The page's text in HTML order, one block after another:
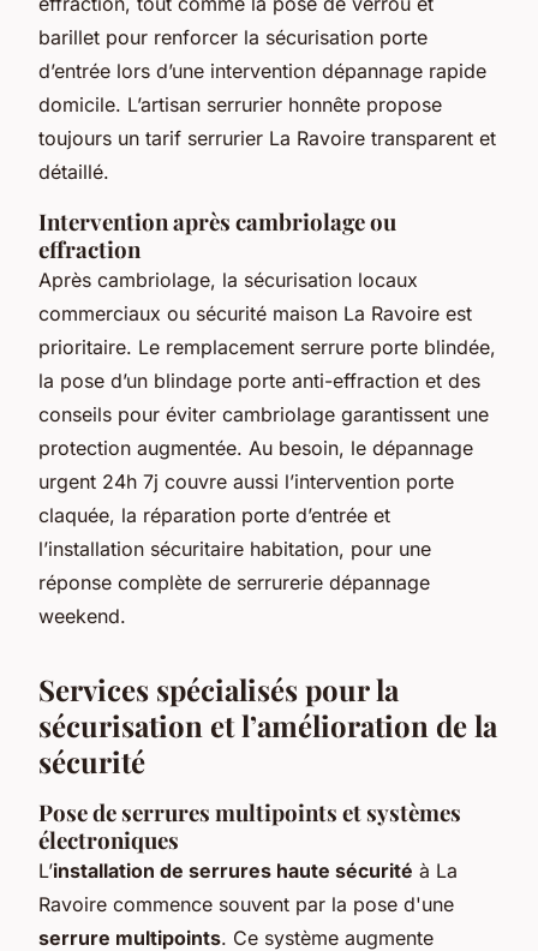
barillet pour renforcer la sécurisation porte
d’entrée lors d’une intervention dépannage rapide
domicile. L’artisan serrurier honnête propose
toujours un tarif serrurier La Ravoire transparent et
détaillé.
Intervention après cambriolage ou
effraction
Après cambriolage, la sécurisation locaux
commerciaux ou sécurité maison La Ravoire est
prioritaire. Le remplacement serrure porte blindée,
la pose d’un blindage porte anti-effraction et des
conseils pour éviter cambriolage garantissent une
protection augmentée. Au besoin, le dépannage
urgent 24h 7j couvre aussi l’intervention porte
claquée, la réparation porte d’entrée et
l’installation sécuritaire habitation, pour une
réponse complète de serrurerie dépannage
weekend.
Services spécialisés pour la
sécurisation et l’amélioration de la
sécurité
Pose de serrures multipoints et systèmes
électroniques
L’installation de serrures haute sécurité à La
Ravoire commence souvent par la pose d'une
serrure multipoints. Ce système augmente